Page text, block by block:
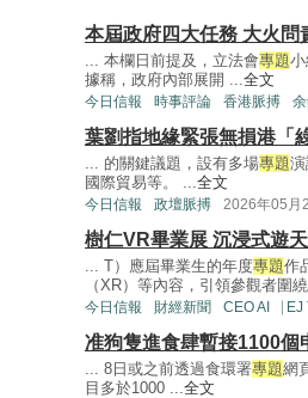
本屆政府四大任務 大火問
... 本欄日前提及，立法會專題
據稱，政府內部展開 ...全文
今日信報 時事評論 香港脈搏
葉劉指地緣緊張無損港「
... 的關鍵議題，設有多場專題
國際貿易等。 ...全文
今日信報 政壇脈搏 2026年05月
樹仁VR畢業展 沉浸式遊
... T）應屆畢業生的年度專題作
（XR）等內容，引領參觀者圍
今日信報 財經新聞 CEO AI⎹ EJ
准狗隻進食肆暫接1100個
... 8日或之前透過食環署專題網
目多於1000 ...全文